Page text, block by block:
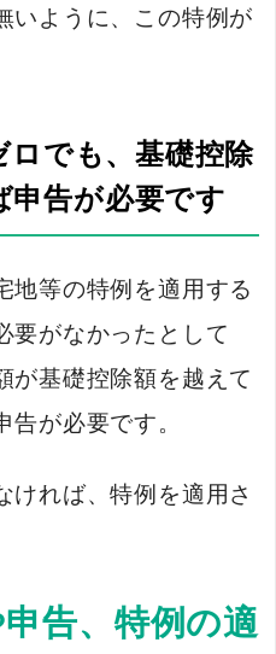
いように、この特例が
ロでも、基礎控除
申告が必要です
地等の特例を適用する
要がなかったとして
が基礎控除額を越えて
が必要です。
ければ、特例を適用さ
告、特例の適